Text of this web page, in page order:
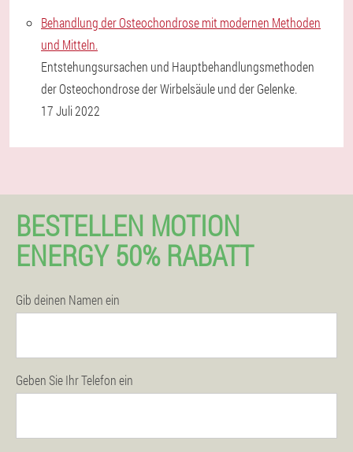
Behandlung der Osteochondrose mit modernen Methoden
und Mitteln.
Entstehungsursachen und Hauptbehandlungsmethoden
der Osteochondrose der Wirbelsäule und der Gelenke.
17 Juli 2022
BESTELLEN MOTION
ENERGY 50% RABATT
Gib deinen Namen ein
Geben Sie Ihr Telefon ein